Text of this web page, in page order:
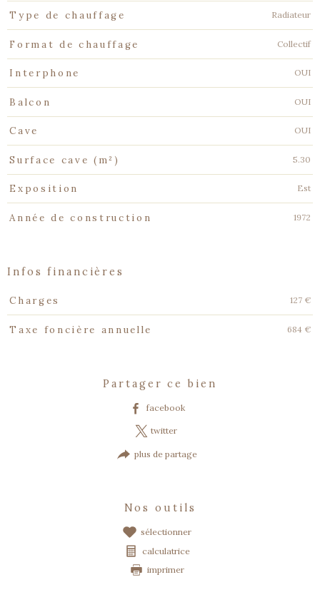
Type de chauffage Radiateur
Format de chauffage Collectif
Interphone OUI
Balcon OUI
Cave OUI
Surface cave (m²) 5.30
Exposition Est
Année de construction 1972
infos financières
Caractéristiques
Charges 127 €
Taxe foncière annuelle 684 €
partager ce bien
facebook
twitter
plus de partage
nos outils
sélectionner
calculatrice
imprimer